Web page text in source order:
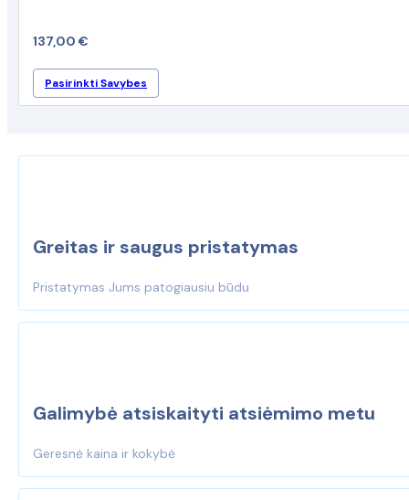
137,00 €
Pasirinkti Savybes
product
variants.
chosen
the
product
Greitas ir saugus pristatymas
Pristatymas Jums patogiausiu būdu
Galimybė atsiskaityti atsiėmimo metu
Geresnė kaina ir kokybė